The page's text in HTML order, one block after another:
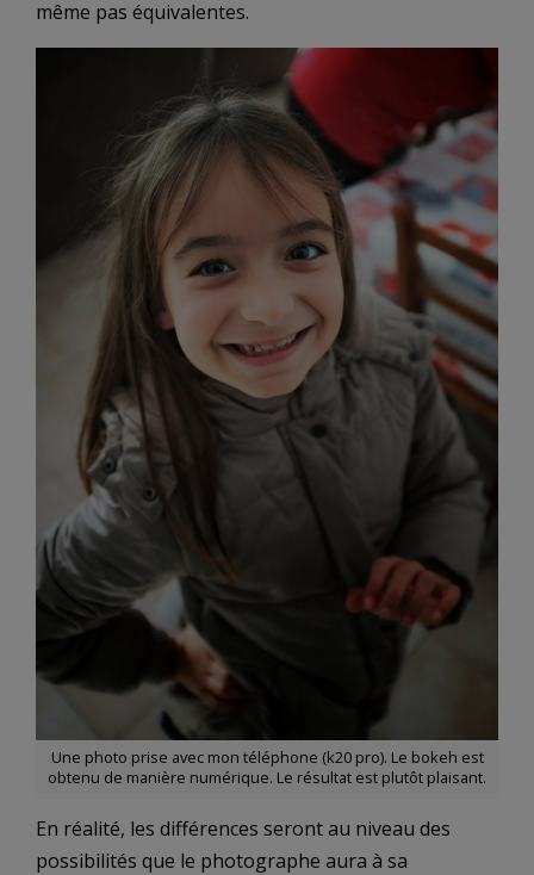
même pas équivalentes.
Une photo prise avec mon téléphone (k20 pro). Le bokeh est
obtenu de manière numérique. Le résultat est plutôt plaisant.
En réalité, les différences seront au niveau des
possibilités que le photographe aura à sa